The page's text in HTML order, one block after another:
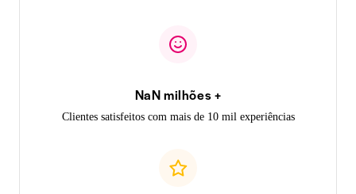
NaN milhões +
Clientes satisfeitos com mais de 10 mil experiências